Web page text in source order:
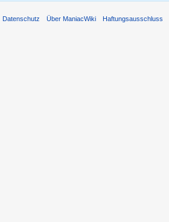
Datenschutz Über ManiacWiki Haftungsausschluss